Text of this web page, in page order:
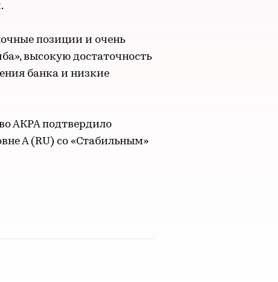
позиции и очень
высокую достаточность
банка и низкие
АКРА подтвердило
А (RU) со «Стабильным»